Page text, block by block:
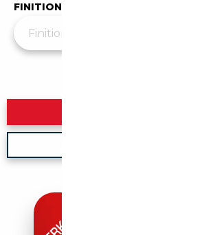
FINITION